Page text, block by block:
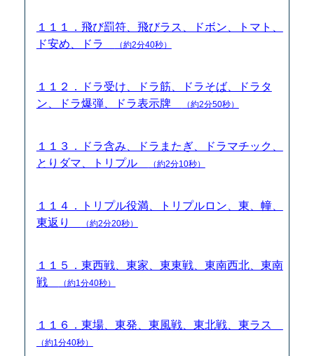
１１１．飛び罰符、飛びラス、ドボン、トマト、
ド安め、ドラ
（約2分40秒）
１１２．ドラ受け、ドラ筋、ドラそば、ドラタ
ン、ドラ爆弾、ドラ表示牌
（約2分50秒）
１１３．ドラ含み、ドラまたぎ、ドラマチック、
とりダマ、トリプル
（約2分10秒）
１１４．トリプル役満、トリプルロン、東、幢、
東返り
（約2分20秒）
１１５．東西戦、東家、東東戦、東南西北、東南
戦
（約1分40秒）
１１６．東場、東発、東風戦、東北戦、東ラス
（約1分40秒）